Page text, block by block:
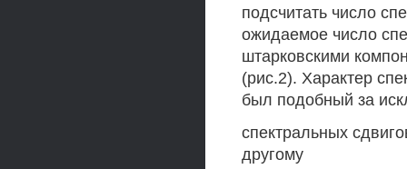
подсчитать число
ожидаемое число
штарковскими
(рис.2). Характер
был подобный за
спектральных
другому